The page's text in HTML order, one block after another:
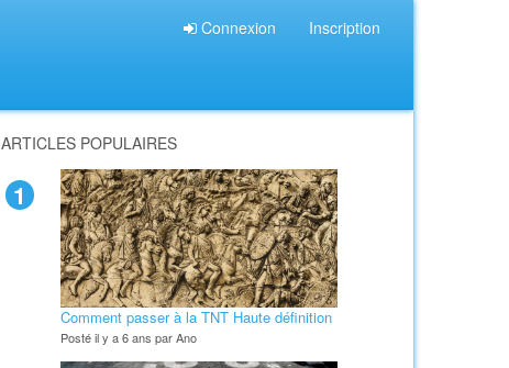
Connexion Inscription
ARTICLES POPULAIRES
1
Comment passer à la TNT Haute définition
Posté il y a 6 ans par Ano